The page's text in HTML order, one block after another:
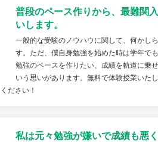
普段のペース作りから、最難関
いします。
一般的な受験のノウハウに関して、何かし
す。ただ、僕自身勉強を始めた時は学年で
勉強のペースを作りたい、成績を軌道に乗
いう思いがあります。無料で体験授業いた
ください！
私は元々勉強が嫌いで成績も悪